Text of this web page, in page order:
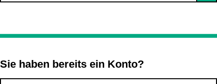
Sie haben bereits ein Konto?